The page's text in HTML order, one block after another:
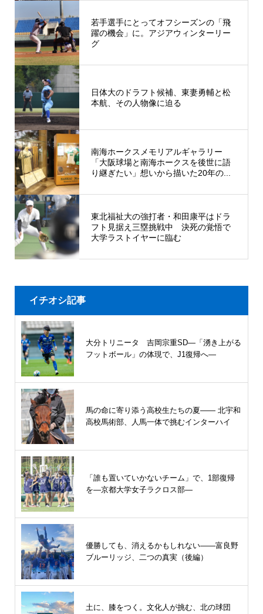
若手選手にとってオフシーズンの「飛
躍の機会」に。アジアウィンターリー
グ
日体大のドラフト候補、東妻勇輔と松
本航、その人物像に迫る
南海ホークスメモリアルギャラリー
「大阪球場と南海ホークスを後世に語
り継ぎたい」想いから描いた20年の...
東北福祉大の強打者・和田康平はドラ
フト見据え三塁挑戦中 決死の覚悟で
大学ラストイヤーに臨む
イチオシ記事
大分トリニータ 吉岡宗重SD―「湧き上がる
フットボール」の体現で、J1復帰へ―
馬の命に寄り添う高校生たちの夏—— 北宇和
高校馬術部、人馬一体で挑むインターハイ
「誰も置いていかないチーム」で、1部復帰
を―京都大学女子ラクロス部―
優勝しても、消えるかもしれない――富良野
ブルーリッジ、二つの真実（後編）
土に、膝をつく。文化人が挑む、北の球団